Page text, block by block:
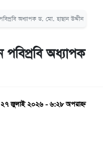
অধ্যাপক ড. মো. হাছান উদ্দীন
পবিপ্রবি অধ্যাপক
২৭ জুলাই ২০২৬ - ৬:২৮ অপরাহ্ন